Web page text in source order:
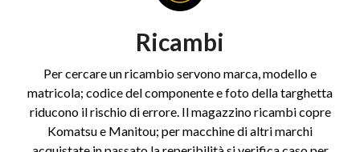
Ricambi
Per cercare un ricambio servono marca, modello e
matricola; codice del componente e foto della targhetta
riducono il rischio di errore. Il magazzino ricambi copre
Komatsu e Manitou; per macchine di altri marchi